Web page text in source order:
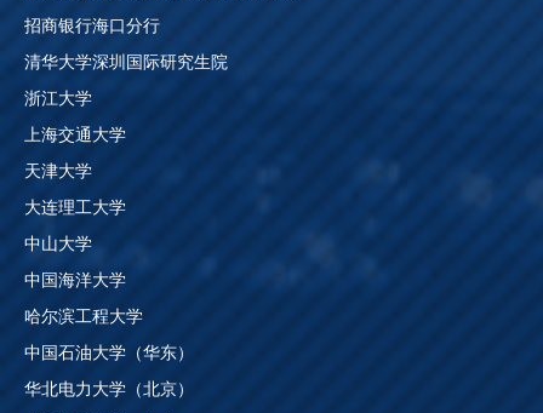
招商银行海口分行
清华大学深圳国际研究生院
浙江大学
上海交通大学
天津大学
大连理工大学
中山大学
中国海洋大学
哈尔滨工程大学
中国石油大学（华东）
华北电力大学（北京）